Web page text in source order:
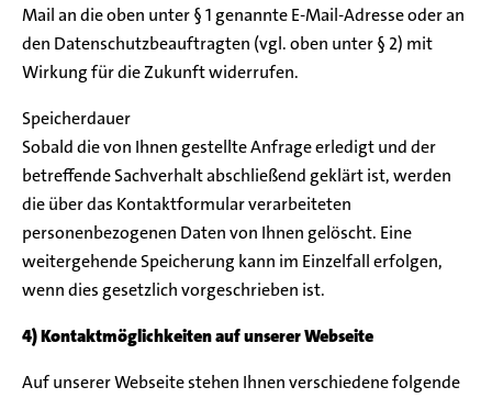
Mail an die oben unter § 1 genannte E-Mail-Adresse oder an
den Datenschutzbeauftragten (vgl. oben unter § 2) mit
Wirkung für die Zukunft widerrufen.
Speicherdauer
Sobald die von Ihnen gestellte Anfrage erledigt und der
betreffende Sachverhalt abschließend geklärt ist, werden
die über das Kontaktformular verarbeiteten
personenbezogenen Daten von Ihnen gelöscht. Eine
weitergehende Speicherung kann im Einzelfall erfolgen,
wenn dies gesetzlich vorgeschrieben ist.
4) Kontaktmöglichkeiten auf unserer Webseite
Auf unserer Webseite stehen Ihnen verschiedene folgende